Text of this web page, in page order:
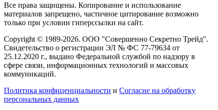
Все права защищены. Копирование и использование
материалов запрещено, частичное цитирование возможно
только при условии гиперссылки на сайт.
Copyright © 1989-2026. ООО "Совершенно Секретно Трейд".
Свидетельство о регистрации ЭЛ № ФС 77-79634 от
25.12.2020 г., выдано Федеральной службой по надзору в
сфере связи, информационных технологий и массовых
коммуникаций.
Политика конфиценциальности и Согласие на обработку
персональных данных